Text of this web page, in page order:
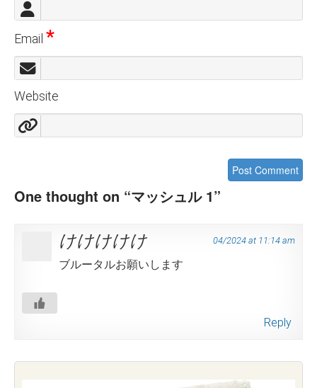
Email *
Website
One thought on “マッシュル 1”
けけけけけ 04/2024 at 11:14 am
ブルータルお願いします
Reply